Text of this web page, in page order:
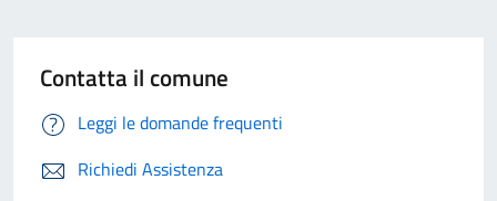
Contatta il comune
Leggi le domande frequenti
Richiedi Assistenza